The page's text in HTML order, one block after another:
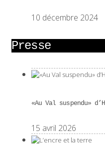
10 décembre 2024
Presse
«Au Val suspendu»
15 avril 2026